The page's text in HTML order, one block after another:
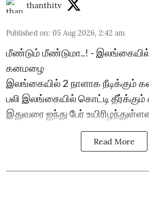
thanthitv
Published on: 05 Aug 2026, 2:42 am
மீண்டும் மீண்டுமா..! -
கனமழை
இலங்கையில் 2 நாளாக நீடிக்கும்
பலி ​இலங்கையில் கொட்டி
இதுவரை ஐந்து பேர்
Read More